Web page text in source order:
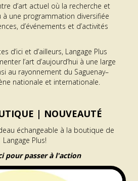
d’art actuel où la recherche et
une programmation diversifiée
d’événements et d’activités
d’ici et d’ailleurs, Langage Plus
l’art d’aujourd’hui à une large
au rayonnement du Saguenay–
nationale et internationale.
| NOUVEAUTÉ
échangeable à la boutique de
Langage Plus!
pour passer à l'action